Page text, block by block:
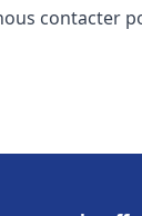
contacter